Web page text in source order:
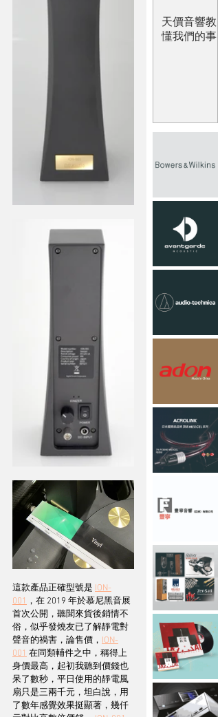
這款產品正確型號是 ION-
001 ，在 2019 年於慕尼黑音展
首次公開，聽聞來貨後銷情不
俗，似乎發燒友已了解靜電對
聲音的禍害，論售價， ION-
001 在同類輔件之中，稱得上
身價最高，起初我聽到價錢也
呆了數秒，平日使用的靜電風
扇只是三兩千元，坦白說，用
了數年感覺效果挺顯著，幾仟
天價音響教
懂我們的事